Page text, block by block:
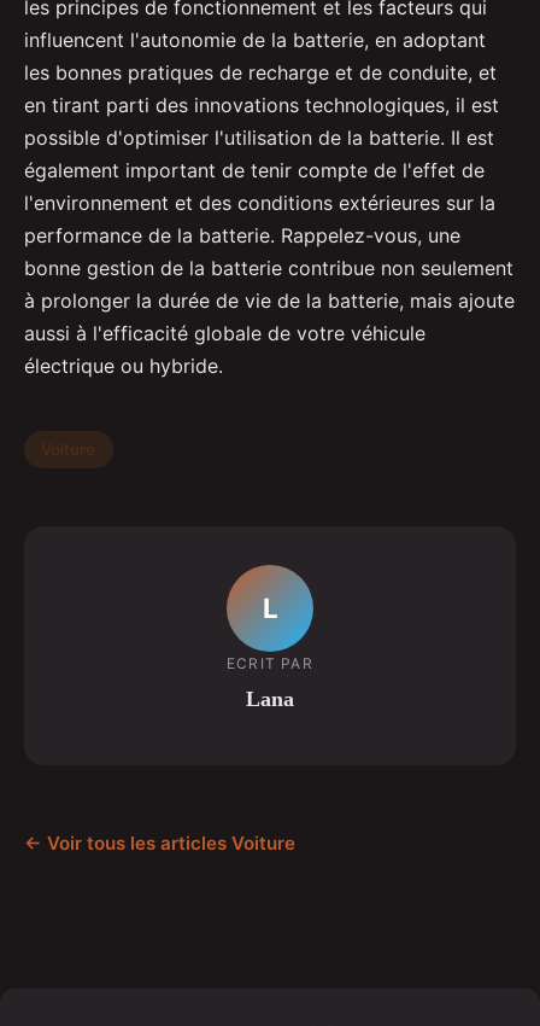
les principes de fonctionnement et les facteurs qui
influencent l'autonomie de la batterie, en adoptant
les bonnes pratiques de recharge et de conduite, et
en tirant parti des innovations technologiques, il est
possible d'optimiser l'utilisation de la batterie. Il est
également important de tenir compte de l'effet de
l'environnement et des conditions extérieures sur la
performance de la batterie. Rappelez-vous, une
bonne gestion de la batterie contribue non seulement
à prolonger la durée de vie de la batterie, mais ajoute
aussi à l'efficacité globale de votre véhicule
électrique ou hybride.
Voiture
L
ECRIT PAR
Lana
← Voir tous les articles Voiture